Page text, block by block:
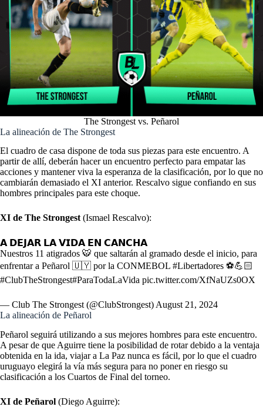
The Strongest vs. Peñarol
La alineación de The Strongest
El cuadro de casa dispone de toda sus piezas para este encuentro. A
partir de allí, deberán hacer un encuentro perfecto para empatar las
acciones y mantener viva la esperanza de la clasificación, por lo que no
cambiarán demasiado el XI anterior. Rescalvo sigue confiando en sus
hombres principales para este choque.
XI de The Strongest(Ismael Rescalvo):
𝗔 𝗗𝗘𝗝𝗔𝗥 𝗟𝗔 𝗩𝗜𝗗𝗔 𝗘𝗡 𝗖𝗔𝗡𝗖𝗛𝗔
Nuestros 11 atigrados 🐯 que saltarán al gramado desde el inicio, para
enfrentar a Peñarol 🇺🇾 por la CONMEBOL #Libertadores ⚽💪🏻
#ClubTheStrongest#ParaTodaLaVida pic.twitter.com/XfNaUZs0OX
— Club The Strongest (@ClubStrongest)August 21, 2024
La alineación de Peñarol
Peñarol seguirá utilizando a sus mejores hombres para este encuentro.
A pesar de que Aguirre tiene la posibilidad de rotar debido a la ventaja
obtenida en la ida, viajar a La Paz nunca es fácil, por lo que el cuadro
uruguayo elegirá la vía más segura para no poner en riesgo su
clasificación a los Cuartos de Final del torneo.
XI de Peñarol (Diego Aguirre):